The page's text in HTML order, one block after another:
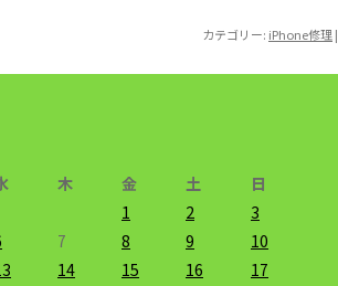
カテゴリー: iPhone修理|
木 金 土
日
1
2
3
7 8 9
10
14 15 16
17